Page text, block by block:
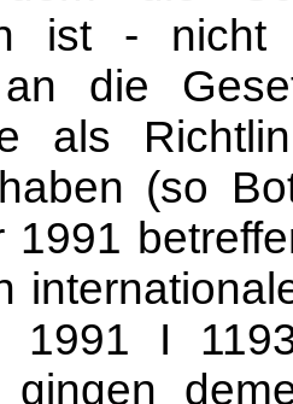
ist -
die
als
(so
1991
1991 I
gingen